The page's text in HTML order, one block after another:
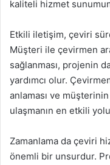
kaliteli hizmet
Etkili iletişim, çeviri
Müşteri ile çevirmen
sağlanması, projenin
yardımcı olur.
anlaması ve
ulaşmanın en etkili
Zamanlama da çeviri
önemli bir unsurdur.